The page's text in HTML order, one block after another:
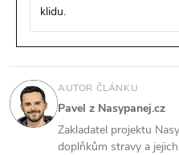
klidu.
AUTOR ČLÁNKU
Pavel z Nasypanej.cz
Zakladatel projektu
doplňkům stravy a